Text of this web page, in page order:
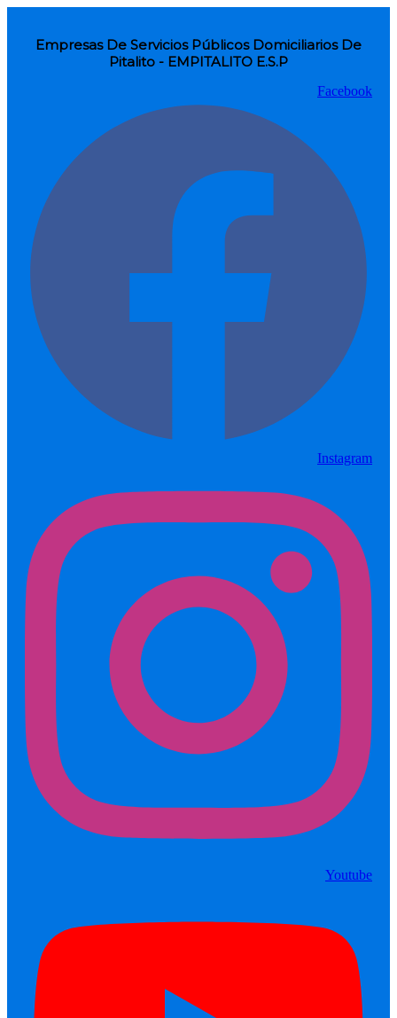
Empresas De Servicios Públicos Domiciliarios De
Pitalito - EMPITALITO E.S.P
Facebook
Instagram
Youtube